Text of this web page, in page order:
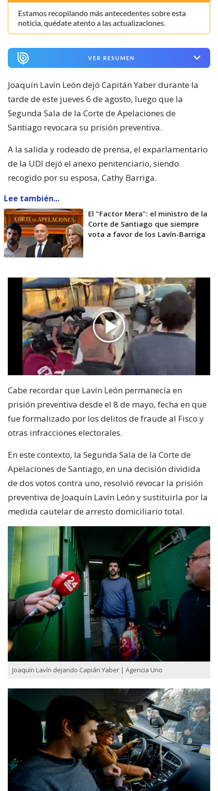
Estamos recopilando más antecedentes sobre esta
noticia, quédate atento a las actualizaciones.
VER RESUMEN
Joaquín Lavín León dejó Capitán Yaber durante la
tarde de este jueves 6 de agosto, luego que la
Segunda Sala de la Corte de Apelaciones de
Santiago revocara su prisión preventiva.
A la salida y rodeado de prensa, el exparlamentario
de la UDI dejó el anexo penitenciario, siendo
recogido por su esposa, Cathy Barriga.
Lee también...
El "Factor Mera": el ministro de la
Corte de Santiago que siempre
vota a favor de los Lavín-Barriga
Cabe recordar que Lavín León permanecía en
prisión preventiva desde el 8 de mayo, fecha en que
fue formalizado por los delitos de fraude al Fisco y
otras infracciones electorales.
En este contexto, la Segunda Sala de la Corte de
Apelaciones de Santiago, en una decisión dividida
de dos votos contra uno, resolvió revocar la prisión
preventiva de Joaquín Lavín León y sustituirla por la
medida cautelar de arresto domiciliario total.
Joaquín Lavín dejando Capián Yaber | Agencia Uno